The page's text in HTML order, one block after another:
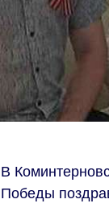
В
Победы